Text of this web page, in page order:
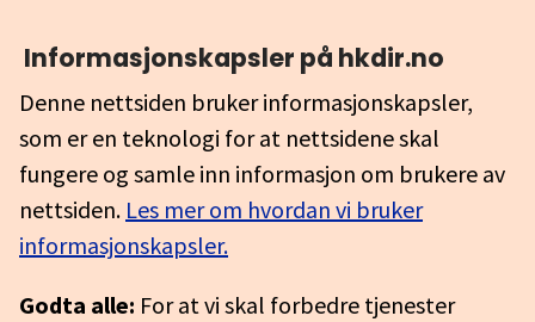
Informasjonskapsler på hkdir.no
Denne nettsiden bruker informasjonskapsler,
som er en teknologi for at nettsidene skal
fungere og samle inn informasjon om brukere av
nettsiden. Les mer om hvordan vi bruker
informasjonskapsler.
Godta alle: For at vi skal forbedre tjenester